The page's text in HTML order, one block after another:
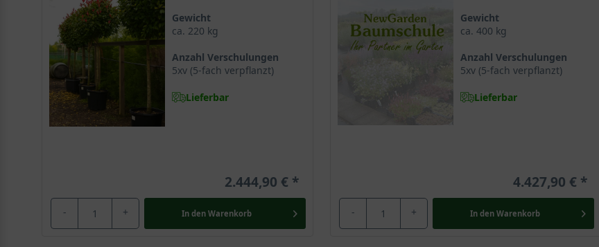
Gewicht
ca. 220 kg
Anzahl Verschulungen
5xv (5-fach verpflanzt)
Lieferbar
2.444,90 €
- + In den Warenkorb
Gewicht
ca. 400 kg
Anzahl Verschulungen
5xv (5-fach verpflanzt)
Lieferbar
4.427,90 €
- + In den Warenkorb